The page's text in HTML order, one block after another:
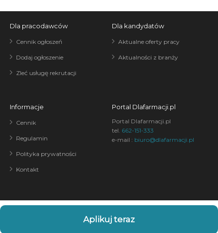
Dla pracodawców
Cennik ogłoszeń
Dodaj ogłoszenie
Zleć usługę rekrutacji
Dla kandydatów
Aktualne oferty pracy
Aktualności z branży
Informacje
Cennik
Regulamin
Polityka prywatności
Kontakt
Portal Dlafarmacji.pl
Portal Dlafarmacji.pl
tel. 662-151-333
e-mail : biuro@dlafarmacji.pl
Aplikuj teraz